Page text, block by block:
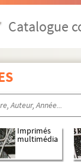
Catalogue
Imprimés
multimédia